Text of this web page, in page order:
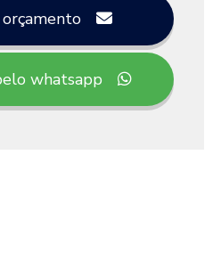
whatsapp